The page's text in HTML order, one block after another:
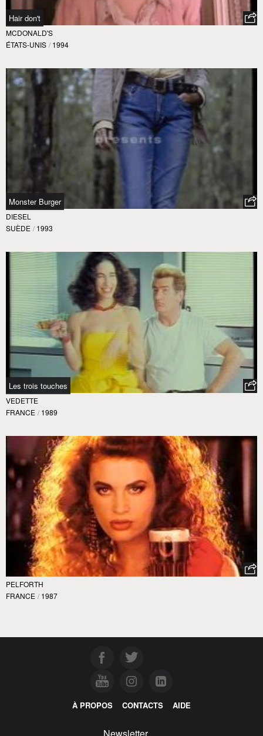
Hair don't
MCDONALD'S
ÉTATS-UNIS / 1994
Monster Burger
DIESEL
SUÈDE / 1993
Les trois touches
VEDETTE
FRANCE / 1989
PELFORTH
FRANCE / 1987
À PROPOS CONTACTS AIDE